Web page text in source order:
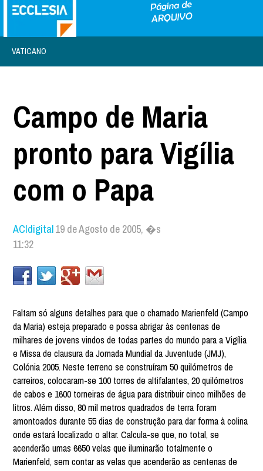
VATICANO
Campo de Maria
pronto para Vigília
com o Papa
ACIdigital19 de Agosto de 2005, �s
11:32
Faltam só alguns detalhes para que o chamado Marienfeld (Campo
da Maria) esteja preparado e possa abrigar às centenas de
milhares de jovens vindos de todas partes do mundo para a Vigília
e Missa de clausura da Jornada Mundial da Juventude (JMJ),
Colónia 2005. Neste terreno se construíram 50 quilómetros de
carreiros, colocaram-se 100 torres de altifalantes, 20 quilómetros
de cabos e 1600 torneiras de água para distribuir cinco milhões de
litros. Além disso, 80 mil metros quadrados de terra foram
amontoados durante 55 dias de construção para dar forma à colina
onde estará localizado o altar. Calcula-se que, no total, se
acenderão umas 6650 velas que iluminarão totalmente o
Marienfeld, sem contar as velas que acenderão as centenas de